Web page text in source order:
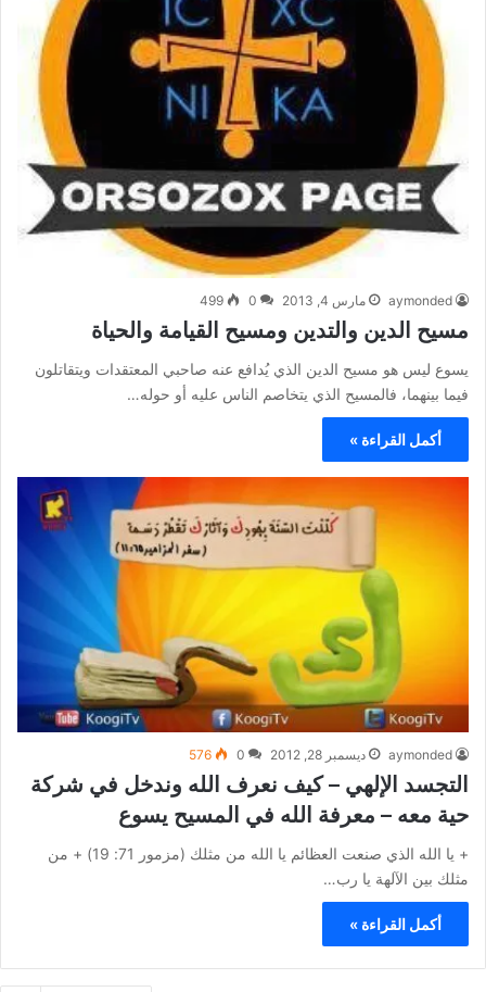
aymonded مارس 4, 2013 0
499
مسيح الدين والتدين ومسيح القيامة والحياة
يسوع ليس هو مسيح الدين الذي يُدافع عنه صاحبي المعتقدات ويتقاتلون
فيما بينهما، فالمسيح الذي يتخاصم الناس عليه أو حوله…
أكمل القراءة »
aymonded ديسمبر 28, 2012 0
576
التجسد الإلهي – كيف نعرف الله وندخل في شركة
حية معه – معرفة الله في المسيح يسوع
+ يا الله الذي صنعت العظائم يا الله من مثلك (مزمور 71: 19) + من
مثلك بين الآلهة يا رب…
أكمل القراءة »